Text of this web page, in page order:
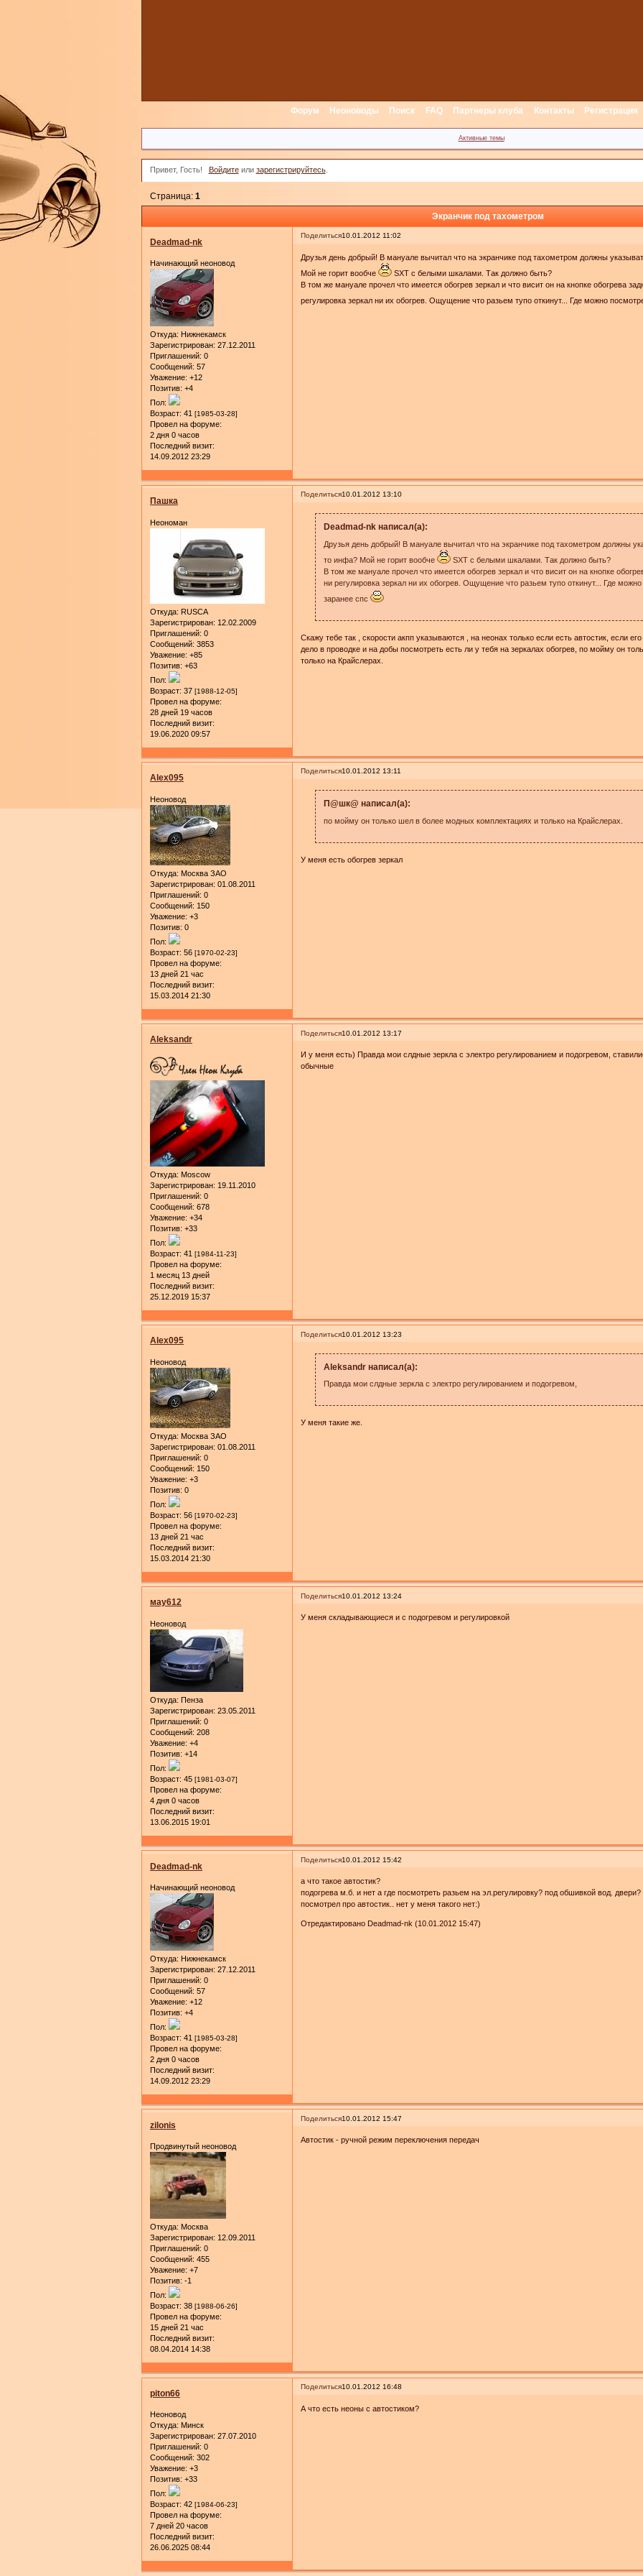
Форум Неоноводы Поиск FAQ Партнеры клуба Контакты Регистрация
Активные темы
Привет, Гость! Войдитеили зарегистрируйтесь.
Экранчик под тахометром
Страница:1
Поделиться10.01.2012 11:02
Deadmad-nk
Начинающий неоновод
Откуда: Нижнекамск
Зарегистрирован: 27.12.2011
Приглашений: 0
Сообщений: 57
Уважение: +12
Позитив: +4
Пол:
Возраст: 41 [1985-03-28]
Провел на форуме:
2 дня 0 часов
Последний визит:
14.09.2012 23:29
Друзья день добрый! В мануале вычитал что на экранчике под тахометром должны
Мой не горит вообче
SXT с белыми шкалами. Так должно быть?
В том же мануале прочел что имеется обогрев зеркал и что висит он на кнопке обогрева
регулировка зеркал ни их обогрев. Ощущение что разьем тупо откинут... Где можно
Поделиться10.01.2012 13:10
Пашка
Неономан
Откуда: RUSCA
Зарегистрирован: 12.02.2009
Приглашений: 0
Сообщений: 3853
Уважение: +85
Позитив: +63
Пол:
Возраст: 37 [1988-12-05]
Провел на форуме:
28 дней 19 часов
Последний визит:
19.06.2020 09:57
Deadmad-nk написал(а):
Друзья день добрый! В мануале вычитал что на экранчике под тахометром должны
то инфа? Мой не горит вообче
SXT с белыми шкалами. Так должно быть?
В том же мануале прочел что имеется обогрев зеркал и что висит он на кнопке
ни регулировка зеркал ни их обогрев. Ощущение что разьем тупо откинут... Где
заранее спс
Скажу тебе так , скорости акпп указываются , на неонах только если есть автостик, если
дело в проводке и на добы посмотреть есть ли у тебя на зеркалах обогрев, по мойму он
только на Крайслерах.
Поделиться10.01.2012 13:11
Alex095
Неоновод
Откуда: Москва ЗАО
Зарегистрирован: 01.08.2011
Приглашений: 0
Сообщений: 150
Уважение: +3
Позитив: 0
Пол:
Возраст: 56 [1970-02-23]
Провел на форуме:
13 дней 21 час
Последний визит:
15.03.2014 21:30
П@шк@ написал(а):
по мойму он только шел в более модных комплектациях и только на Крайслерах.
У меня есть обогрев зеркал
Поделиться10.01.2012 13:17
Aleksandr
Откуда: Moscow
Зарегистрирован: 19.11.2010
Приглашений: 0
Сообщений: 678
Уважение: +34
Позитив: +33
Пол:
Возраст: 41 [1984-11-23]
Провел на форуме:
1 месяц 13 дней
Последний визит:
25.12.2019 15:37
И у меня есть) Правда мои слдные зеркла с электро регулированием и подогревом,
обычные
Поделиться10.01.2012 13:23
Alex095
Неоновод
Откуда: Москва ЗАО
Зарегистрирован: 01.08.2011
Приглашений: 0
Сообщений: 150
Уважение: +3
Позитив: 0
Пол:
Возраст: 56 [1970-02-23]
Провел на форуме:
13 дней 21 час
Последний визит:
15.03.2014 21:30
Aleksandr написал(а):
Правда мои слдные зеркла с электро регулированием и подогревом,
У меня такие же.
Поделиться10.01.2012 13:24
мау612
Неоновод
Откуда: Пенза
Зарегистрирован: 23.05.2011
Приглашений: 0
Сообщений: 208
Уважение: +4
Позитив: +14
Пол:
Возраст: 45 [1981-03-07]
Провел на форуме:
4 дня 0 часов
Последний визит:
13.06.2015 19:01
У меня складывающиеся и с подогревом и регулировкой
Поделиться10.01.2012 15:42
Deadmad-nk
Начинающий неоновод
Откуда: Нижнекамск
Зарегистрирован: 27.12.2011
Приглашений: 0
Сообщений: 57
Уважение: +12
Позитив: +4
Пол:
Возраст: 41 [1985-03-28]
Провел на форуме:
2 дня 0 часов
Последний визит:
14.09.2012 23:29
а что такое автостик?
подогрева м.б. и нет а где посмотреть разьем на эл.регулировку? под обшивкой вод.
посмотрел про автостик.. нет у меня такого нет:)
Отредактировано Deadmad-nk (10.01.2012 15:47)
Поделиться10.01.2012 15:47
zilonis
Продвинутый неоновод
Откуда: Москва
Зарегистрирован: 12.09.2011
Приглашений: 0
Сообщений: 455
Уважение: +7
Позитив: -1
Пол:
Возраст: 38 [1988-06-26]
Провел на форуме:
15 дней 21 час
Последний визит:
08.04.2014 14:38
Автостик - ручной режим переключения передач
Поделиться10.01.2012 16:48
piton66
Неоновод
Откуда: Минск
Зарегистрирован: 27.07.2010
Приглашений: 0
Сообщений: 302
Уважение: +3
Позитив: +33
Пол:
Возраст: 42 [1984-06-23]
Провел на форуме:
7 дней 20 часов
Последний визит:
26.06.2025 08:44
А что есть неоны с автостиком?